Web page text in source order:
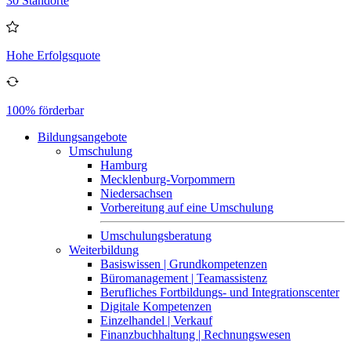
Hohe Erfolgsquote
100% förderbar
Bildungsangebote
Umschulung
Hamburg
Mecklenburg-Vorpommern
Niedersachsen
Vorbereitung auf eine Umschulung
Umschulungsberatung
Weiterbildung
Basiswissen | Grundkompetenzen
Büromanagement | Teamassistenz
Berufliches Fortbildungs- und Integrationscenter
Digitale Kompetenzen
Einzelhandel | Verkauf
Finanzbuchhaltung | Rechnungswesen